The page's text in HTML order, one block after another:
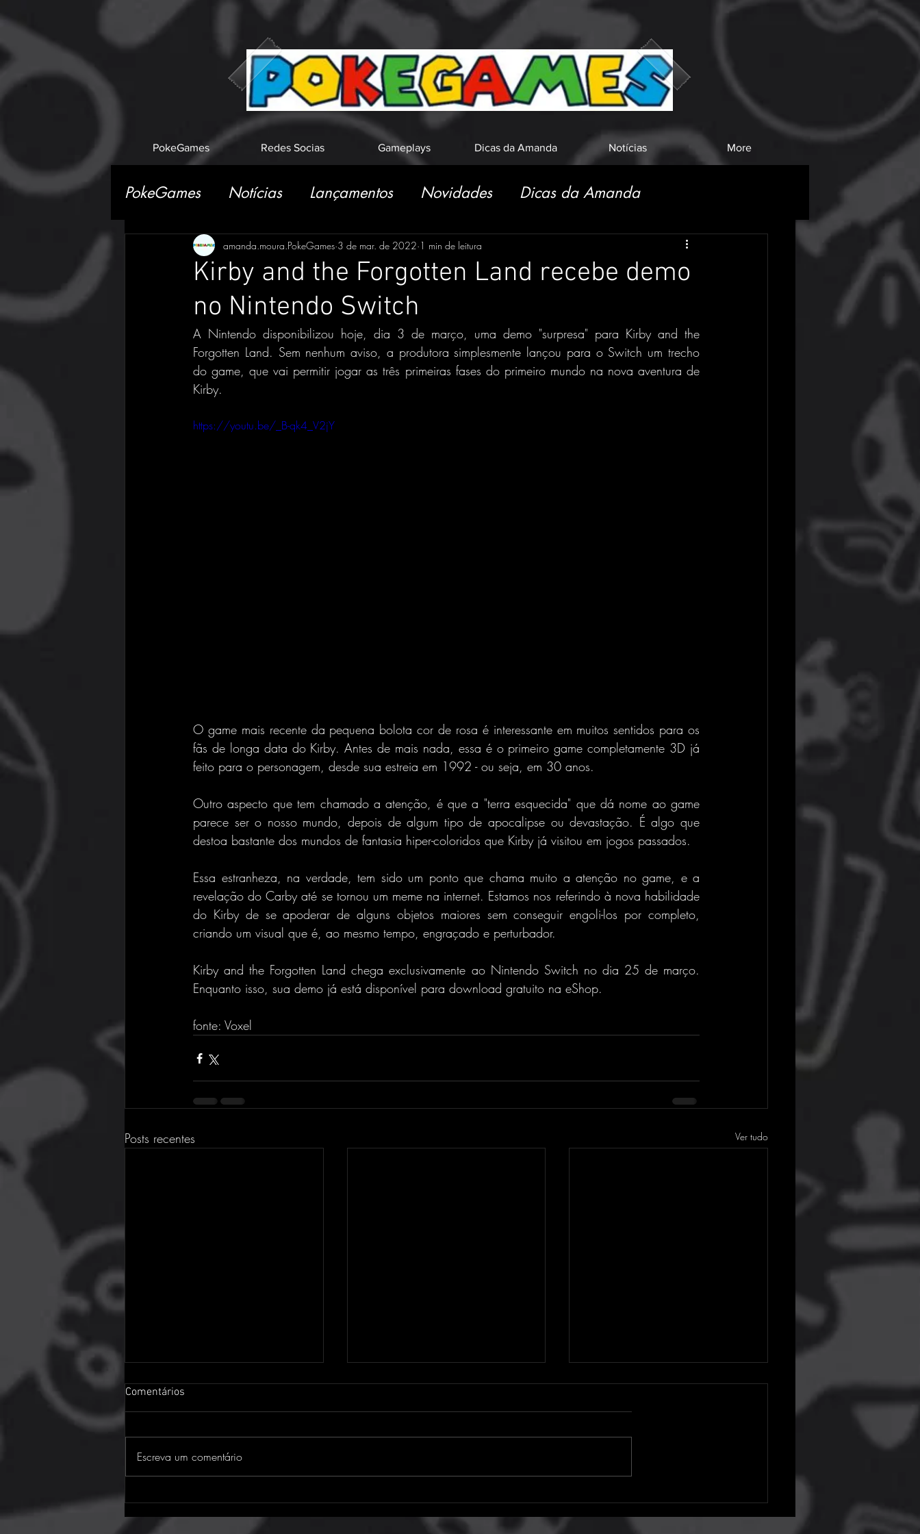
PokeGames Redes Socias Gameplays Dicas da Amanda Notícias More
PokeGames Notícias Lançamentos Novidades Dicas da Amanda
Kirby and the Forgotten Land recebe demo
no Nintendo Switch
amanda.moura.PokeGames 3 de mar. de 2022 1 min de leitura
A Nintendo disponibilizou hoje, dia 3 de março, uma demo "surpresa" para Kirby and the
Forgotten Land. Sem nenhum aviso, a produtora simplesmente lançou para o Switch um trecho
do game, que vai permitir jogar as três primeiras fases do primeiro mundo na nova aventura de
Kirby.
https://youtu.be/_B-qk4_V2jY
O game mais recente da pequena bolota cor de rosa é interessante em muitos sentidos para os
fãs de longa data do Kirby. Antes de mais nada, essa é o primeiro game completamente 3D já
feito para o personagem, desde sua estreia em 1992 - ou seja, em 30 anos.
Outro aspecto que tem chamado a atenção, é que a "terra esquecida" que dá nome ao game
parece ser o nosso mundo, depois de algum tipo de apocalipse ou devastação. É algo que
destoa bastante dos mundos de fantasia hiper-coloridos que Kirby já visitou em jogos passados.
Essa estranheza, na verdade, tem sido um ponto que chama muito a atenção no game, e a
revelação do Carby até se tornou um meme na internet. Estamos nos referindo à nova habilidade
do Kirby de se apoderar de alguns objetos maiores sem conseguir engoli-los por completo,
criando um visual que é, ao mesmo tempo, engraçado e perturbador.
Kirby and the Forgotten Land chega exclusivamente ao Nintendo Switch no dia 25 de março.
Enquanto isso, sua demo já está disponível para download gratuito na eShop.
fonte: Voxel
Posts recentes Ver tudo
pirataria está de volta
Comentários
Escreva um comentário